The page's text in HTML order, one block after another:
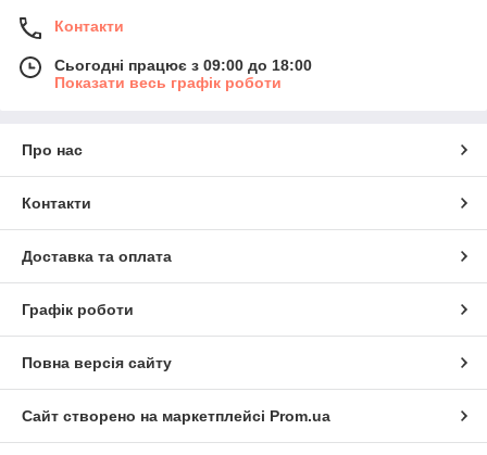
Контакти
Сьогодні працює з 09:00 до 18:00
Показати весь графік роботи
Про нас
Контакти
Доставка та оплата
Графік роботи
Повна версія сайту
Сайт створено на маркетплейсі Prom.ua